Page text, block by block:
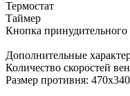
Термостат
Таймер
Кнопка принудительного
Дополнительные
Количество скоростей
Размер противня: